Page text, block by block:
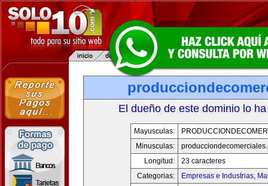
El dueño de este dominio lo
Mayusculas:
Minusculas:
Longitud:
23 caracteres
Categorias:
Empresas e Industrias,